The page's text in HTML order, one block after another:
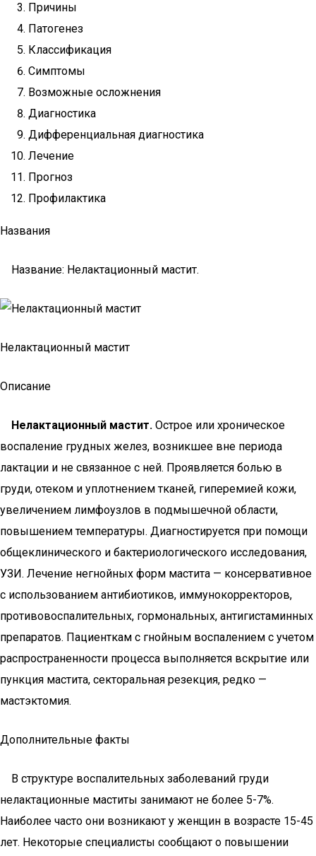
Причины
Патогенез
Классификация
Симптомы
Возможные осложнения
Диагностика
Дифференциальная диагностика
Лечение
Прогноз
Профилактика
Названия
Название: Нелактационный мастит.
Нелактационный мастит
Описание
Нелактационный мастит. Острое или хроническое
воспаление грудных желез, возникшее вне периода
лактации и не связанное с ней. Проявляется болью в
груди, отеком и уплотнением тканей, гиперемией кожи,
увеличением лимфоузлов в подмышечной области,
повышением температуры. Диагностируется при помощи
общеклинического и бактериологического исследования,
УЗИ. Лечение негнойных форм мастита — консервативное
с использованием антибиотиков, иммунокорректоров,
противовоспалительных, гормональных, антигистаминных
препаратов. Пациенткам с гнойным воспалением с учетом
распространенности процесса выполняется вскрытие или
пункция мастита, секторальная резекция, редко —
мастэктомия.
Дополнительные факты
В структуре воспалительных заболеваний груди
нелактационные маститы занимают не более 5-7%.
Наиболее часто они возникают у женщин в возрасте 15-45
лет. Некоторые специалисты сообщают о повышении